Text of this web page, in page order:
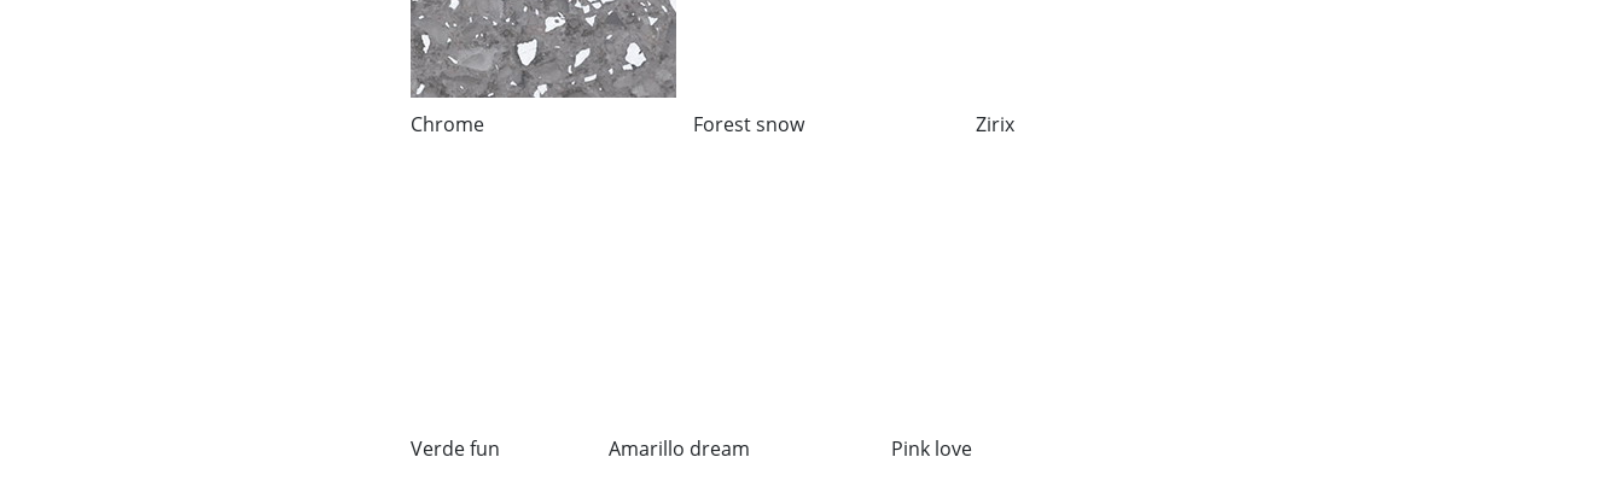
Chrome Forest snow Zirix
Verde fun Amarillo dream Pink love